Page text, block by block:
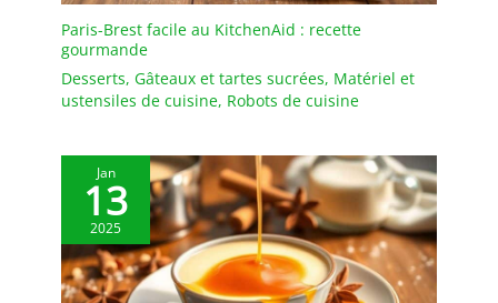
Paris-Brest facile au KitchenAid : recette
gourmande
Desserts, Gâteaux et tartes sucrées, Matériel et
ustensiles de cuisine, Robots de cuisine
Jan
13
2025